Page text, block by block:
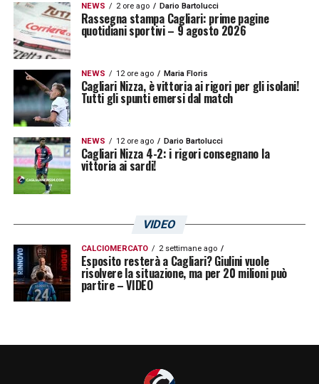
Visualizza questo post su Instagram
Un post condiviso da Sky Sport (Italia) (@skysport)
LA PLAYLIST DELLE NOSTRE TOP NEWS
NEWS 2 ore ago Dario Bartolucci
Rassegna stampa Cagliari: prime pagine
quotidiani sportivi – 9 agosto 2026
NEWS 12 ore ago Maria Floris
Cagliari Nizza, è vittoria ai rigori per gli isolani!
Tutti gli spunti emersi dal match
NEWS 12 ore ago Dario Bartolucci
Cagliari Nizza 4-2: i rigori consegnano la
vittoria ai sardi!
VIDEO
CALCIOMERCATO 2 settimane ago
Esposito resterà a Cagliari? Giulini vuole
risolvere la situazione, ma per 20 milioni può
partire – VIDEO